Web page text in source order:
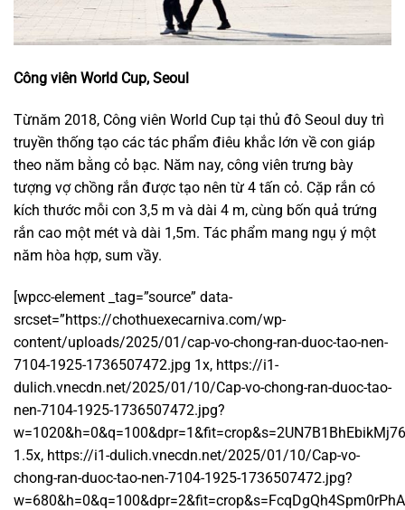
Công viên World Cup, Seoul
Từnăm 2018, Công viên World Cup tại thủ đô Seoul duy trì
truyền thống tạo các tác phẩm điêu khắc lớn về con giáp
theo năm bằng cỏ bạc. Năm nay, công viên trưng bày
tượng vợ chồng rắn được tạo nên từ 4 tấn cỏ. Cặp rắn có
kích thước mỗi con 3,5 m và dài 4 m, cùng bốn quả trứng
rắn cao một mét và dài 1,5m. Tác phẩm mang ngụ ý một
năm hòa hợp, sum vầy.
[wpcc-element _tag=”source” data-
srcset=”https://chothuexecarniva.com/wp-
content/uploads/2025/01/cap-vo-chong-ran-duoc-tao-nen-
7104-1925-1736507472.jpg 1x, https://i1-
dulich.vnecdn.net/2025/01/10/Cap-vo-chong-ran-duoc-tao-
nen-7104-1925-1736507472.jpg?
1.5x, https://i1-dulich.vnecdn.net/2025/01/10/Cap-vo-
chong-ran-duoc-tao-nen-7104-1925-1736507472.jpg?